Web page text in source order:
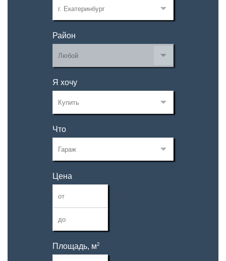
Район
Я хочу
Что
Цена
—
Площадь, м2